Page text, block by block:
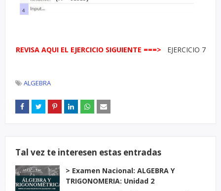
REVISA AQUI EL EJERCICIO SIGUIENTE ===> EJERCICIO 7
ALGEBRA
Tal vez te interesen estas entradas
> Examen Nacional: ALGEBRA Y
TRIGONOMERIA: Unidad 2